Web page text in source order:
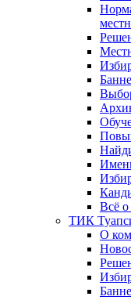
Всё
ТИК
О